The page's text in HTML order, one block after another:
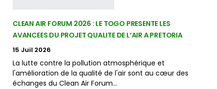
CLEAN AIR FORUM 2026 : LE TOGO PRESENTE LES
AVANCEES DU PROJET QUALITE DE L’AIR A PRETORIA
15 Juil 2026
La lutte contre la pollution atmosphérique et
l'amélioration de la qualité de l'air sont au cœur des
échanges du Clean Air Forum…